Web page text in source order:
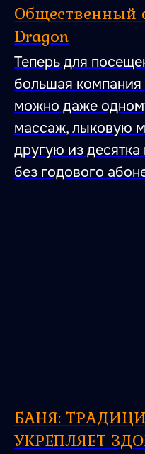
Общественный
Dragon
Теперь для
большая компания
можно даже
массаж, лыковую
другую из
без годового
БАНЯ:
УКРЕПЛЯЕТ